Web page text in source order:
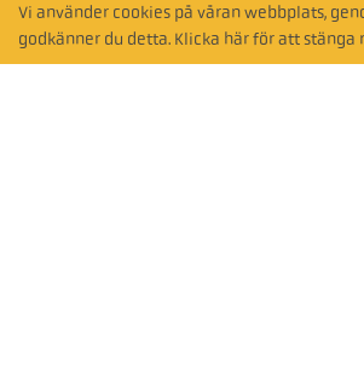
Hitta närmaste
återförsäljare
Vi använder cookies på våran webbplats,
godkänner du detta. Klicka här för att stänga